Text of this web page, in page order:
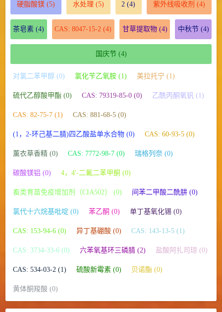
硬脂酸镁(5) 水处理 (5) 2 (4) 紫外线吸收剂 (4)
茶皂素 (4) CAS: 8047-15-2 (4) 甘草提取物(4) 中秋节(4)
国庆节(4)
对氯二苯甲醇 (0) 氯化苄乙氧胺 (1) 美拉托宁 (1)
硫代乙醇酸甲酯 (0) CAS: 79319-85-0 (0) 乙酰丙酮氧钒 (1)
CAS: 82-75-7 (1) CAS: 881-68-5 (0)
(1，2-环己基二腈)四乙酸盐单水合物 (0) CAS: 60-93-5 (0)
薰衣草香精 (0) CAS: 7772-98-7 (0) 瑞格列奈 (0)
碳酸镁铝 (0) 4，4′-二氟二苯甲酮 (0)
畜类育苗免疫增加剂（CIA502） (0) 间苯二甲酸二酰肼 (0)
氯代十六烷基吡啶 (0) 苯乙酮 (0) 单丁基氧化锡 (0)
CAS: 153-94-6 (0) 异丁基硼酸 (0) CAS: 143-13-5 (1)
CAS: 3734-33-6 (0) 六苯氧基环三磷腈 (2) 盐酸阿扎司琼 (0)
CAS: 534-03-2 (1) 硫酸新霉素 (0) 贝诺酯 (0)
黄体酮羧酸 (0)